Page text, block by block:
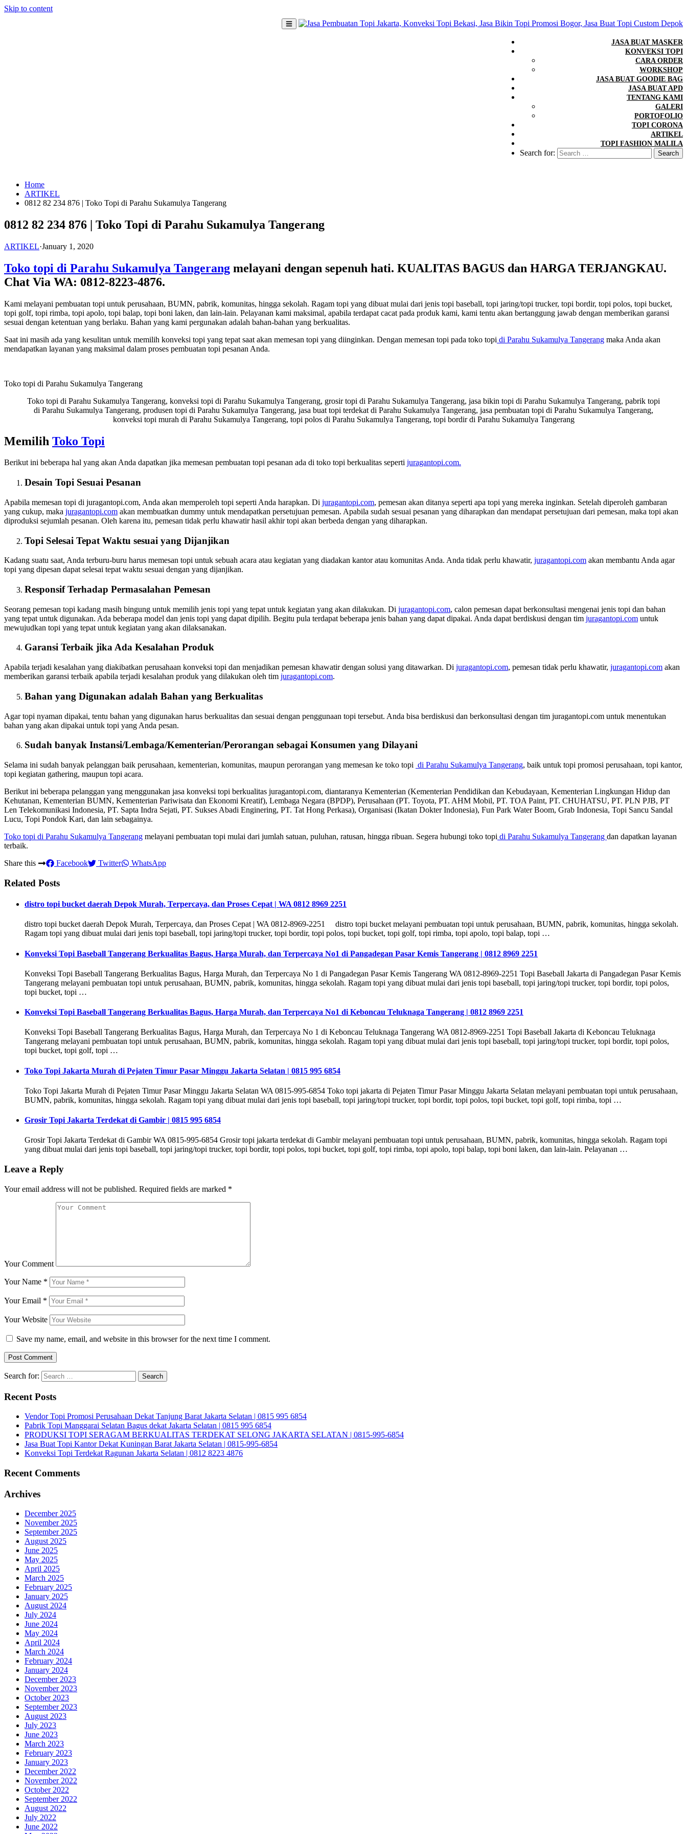
Skip to content
JASA BUAT MASKER
KONVEKSI TOPI
CARA ORDER
WORKSHOP
JASA BUAT GOODIE BAG
JASA BUAT APD
TENTANG KAMI
GALERI
PORTOFOLIO
TOPI CORONA
ARTIKEL
TOPI FASHION MALILA
Search for:
Home
ARTIKEL
0812 82 234 876 | Toko Topi di Parahu Sukamulya Tangerang
0812 82 234 876 | Toko Topi di Parahu Sukamulya Tangerang
ARTIKEL·January 1, 2020
Toko topi di Parahu Sukamulya Tangerang melayani dengan sepenuh hati. KUALITAS BAGUS dan HARGA TERJANGKAU.
Chat Via WA: 0812-8223-4876.
Kami melayani pembuatan topi untuk perusahaan, BUMN, pabrik, komunitas, hingga sekolah. Ragam topi yang dibuat mulai dari jenis topi baseball, topi jaring/topi trucker, topi bordir, topi polos, topi bucket,
topi golf, topi rimba, topi apolo, topi balap, topi boni laken, dan lain-lain. Pelayanan kami maksimal, apabila terdapat cacat pada produk kami, kami tentu akan bertanggung jawab dengan memberikan garansi
sesuai dengan ketentuan yang berlaku. Bahan yang kami pergunakan adalah bahan-bahan yang berkualitas.
Saat ini masih ada yang kesulitan untuk memilih konveksi topi yang tepat saat akan memesan topi yang diinginkan. Dengan memesan topi pada toko topi di Parahu Sukamulya Tangerang maka Anda akan
mendapatkan layanan yang maksimal dalam proses pembuatan topi pesanan Anda.
Toko topi di Parahu Sukamulya Tangerang
Toko topi di Parahu Sukamulya Tangerang, konveksi topi di Parahu Sukamulya Tangerang, grosir topi di Parahu Sukamulya Tangerang, jasa bikin topi di Parahu Sukamulya Tangerang, pabrik topi
di Parahu Sukamulya Tangerang, produsen topi di Parahu Sukamulya Tangerang, jasa buat topi terdekat di Parahu Sukamulya Tangerang, jasa pembuatan topi di Parahu Sukamulya Tangerang,
konveksi topi murah di Parahu Sukamulya Tangerang, topi polos di Parahu Sukamulya Tangerang, topi bordir di Parahu Sukamulya Tangerang
Memilih Toko Topi
Berikut ini beberapa hal yang akan Anda dapatkan jika memesan pembuatan topi pesanan ada di toko topi berkualitas seperti juragantopi.com.
Desain Topi Sesuai Pesanan
Apabila memesan topi di juragantopi.com, Anda akan memperoleh topi seperti Anda harapkan. Di juragantopi.com, pemesan akan ditanya seperti apa topi yang mereka inginkan. Setelah diperoleh gambaran
yang cukup, maka juragantopi.com akan membuatkan dummy untuk mendapatkan persetujuan pemesan. Apabila sudah sesuai pesanan yang diharapkan dan mendapat persetujuan dari pemesan, maka topi akan
diproduksi sejumlah pesanan. Oleh karena itu, pemesan tidak perlu khawatir hasil akhir topi akan berbeda dengan yang diharapkan.
Topi Selesai Tepat Waktu sesuai yang Dijanjikan
Kadang suatu saat, Anda terburu-buru harus memesan topi untuk sebuah acara atau kegiatan yang diadakan kantor atau komunitas Anda. Anda tidak perlu khawatir, juragantopi.com akan membantu Anda agar
topi yang dipesan dapat selesai tepat waktu sesuai dengan yang dijanjikan.
Responsif Terhadap Permasalahan Pemesan
Seorang pemesan topi kadang masih bingung untuk memilih jenis topi yang tepat untuk kegiatan yang akan dilakukan. Di juragantopi.com, calon pemesan dapat berkonsultasi mengenai jenis topi dan bahan
yang tepat untuk digunakan. Ada beberapa model dan jenis topi yang dapat dipilih. Begitu pula terdapat beberapa jenis bahan yang dapat dipakai. Anda dapat berdiskusi dengan tim juragantopi.com untuk
mewujudkan topi yang tepat untuk kegiatan yang akan dilaksanakan.
Garansi Terbaik jika Ada Kesalahan Produk
Apabila terjadi kesalahan yang diakibatkan perusahaan konveksi topi dan menjadikan pemesan khawatir dengan solusi yang ditawarkan. Di juragantopi.com, pemesan tidak perlu khawatir, juragantopi.com akan
memberikan garansi terbaik apabila terjadi kesalahan produk yang dilakukan oleh tim juragantopi.com.
Bahan yang Digunakan adalah Bahan yang Berkualitas
Agar topi nyaman dipakai, tentu bahan yang digunakan harus berkualitas dan sesuai dengan penggunaan topi tersebut. Anda bisa berdiskusi dan berkonsultasi dengan tim juragantopi.com untuk menentukan
bahan yang akan dipakai untuk topi yang Anda pesan.
Sudah banyak Instansi/Lembaga/Kementerian/Perorangan sebagai Konsumen yang Dilayani
Selama ini sudah banyak pelanggan baik perusahaan, kementerian, komunitas, maupun perorangan yang memesan ke toko topi di Parahu Sukamulya Tangerang, baik untuk topi promosi perusahaan, topi kantor,
topi kegiatan gathering, maupun topi acara.
Berikut ini beberapa pelanggan yang menggunakan jasa konveksi topi berkualitas juragantopi.com, diantaranya Kementerian (Kementerian Pendidikan dan Kebudayaan, Kementerian Lingkungan Hidup dan
Kehutanan, Kementerian BUMN, Kementerian Pariwisata dan Ekonomi Kreatif), Lembaga Negara (BPDP), Perusahaan (PT. Toyota, PT. AHM Mobil, PT. TOA Paint, PT. CHUHATSU, PT. PLN PJB, PT
Len Telekomunikasi Indonesia, PT. Sapta Indra Sejati, PT. Sukses Abadi Enginering, PT. Tat Hong Perkasa), Organisasi (Ikatan Dokter Indonesia), Fun Park Water Boom, Grab Indonesia, Topi Sancu Sandal
Lucu, Topi Pondok Kari, dan lain sebagainya.
Toko topi di Parahu Sukamulya Tangerang melayani pembuatan topi mulai dari jumlah satuan, puluhan, ratusan, hingga ribuan. Segera hubungi toko topi di Parahu Sukamulya Tangerang dan dapatkan layanan
terbaik.
Share this
Facebook Twitter WhatsApp
Related Posts
distro topi bucket daerah Depok Murah, Terpercaya, dan Proses Cepat | WA 0812 8969 2251
distro topi bucket daerah Depok Murah, Terpercaya, dan Proses Cepat | WA 0812-8969-2251 distro topi bucket melayani pembuatan topi untuk perusahaan, BUMN, pabrik, komunitas, hingga sekolah.
Ragam topi yang dibuat mulai dari jenis topi baseball, topi jaring/topi trucker, topi bordir, topi polos, topi bucket, topi golf, topi rimba, topi apolo, topi balap, topi …
Konveksi Topi Baseball Tangerang Berkualitas Bagus, Harga Murah, dan Terpercaya No1 di Pangadegan Pasar Kemis Tangerang | 0812 8969 2251
Konveksi Topi Baseball Tangerang Berkualitas Bagus, Harga Murah, dan Terpercaya No 1 di Pangadegan Pasar Kemis Tangerang WA 0812-8969-2251 Topi Baseball Jakarta di Pangadegan Pasar Kemis
Tangerang melayani pembuatan topi untuk perusahaan, BUMN, pabrik, komunitas, hingga sekolah. Ragam topi yang dibuat mulai dari jenis topi baseball, topi jaring/topi trucker, topi bordir, topi polos,
topi bucket, topi …
Konveksi Topi Baseball Tangerang Berkualitas Bagus, Harga Murah, dan Terpercaya No1 di Keboncau Teluknaga Tangerang | 0812 8969 2251
Konveksi Topi Baseball Tangerang Berkualitas Bagus, Harga Murah, dan Terpercaya No 1 di Keboncau Teluknaga Tangerang WA 0812-8969-2251 Topi Baseball Jakarta di Keboncau Teluknaga
Tangerang melayani pembuatan topi untuk perusahaan, BUMN, pabrik, komunitas, hingga sekolah. Ragam topi yang dibuat mulai dari jenis topi baseball, topi jaring/topi trucker, topi bordir, topi polos,
topi bucket, topi golf, topi …
Toko Topi Jakarta Murah di Pejaten Timur Pasar Minggu Jakarta Selatan | 0815 995 6854
Toko Topi Jakarta Murah di Pejaten Timur Pasar Minggu Jakarta Selatan WA 0815-995-6854 Toko topi jakarta di Pejaten Timur Pasar Minggu Jakarta Selatan melayani pembuatan topi untuk perusahaan,
BUMN, pabrik, komunitas, hingga sekolah. Ragam topi yang dibuat mulai dari jenis topi baseball, topi jaring/topi trucker, topi bordir, topi polos, topi bucket, topi golf, topi rimba, topi …
Grosir Topi Jakarta Terdekat di Gambir | 0815 995 6854
Grosir Topi Jakarta Terdekat di Gambir WA 0815-995-6854 Grosir topi jakarta terdekat di Gambir melayani pembuatan topi untuk perusahaan, BUMN, pabrik, komunitas, hingga sekolah. Ragam topi
yang dibuat mulai dari jenis topi baseball, topi jaring/topi trucker, topi bordir, topi polos, topi bucket, topi golf, topi rimba, topi apolo, topi balap, topi boni laken, dan lain-lain. Pelayanan …
Leave a Reply
Your email address will not be published. Required fields are marked *
Your Comment
Your Name *
Your Email *
Your Website
Save my name, email, and website in this browser for the next time I comment.
Search for:
Recent Posts
Vendor Topi Promosi Perusahaan Dekat Tanjung Barat Jakarta Selatan | 0815 995 6854
Pabrik Topi Manggarai Selatan Bagus dekat Jakarta Selatan | 0815 995 6854
PRODUKSI TOPI SERAGAM BERKUALITAS TERDEKAT SELONG JAKARTA SELATAN | 0815-995-6854
Jasa Buat Topi Kantor Dekat Kuningan Barat Jakarta Selatan | 0815-995-6854
Konveksi Topi Terdekat Ragunan Jakarta Selatan | 0812 8223 4876
Recent Comments
Archives
December 2025
November 2025
September 2025
August 2025
June 2025
May 2025
April 2025
March 2025
February 2025
January 2025
August 2024
July 2024
June 2024
May 2024
April 2024
March 2024
February 2024
January 2024
December 2023
November 2023
October 2023
September 2023
August 2023
July 2023
June 2023
March 2023
February 2023
January 2023
December 2022
November 2022
October 2022
September 2022
August 2022
July 2022
June 2022